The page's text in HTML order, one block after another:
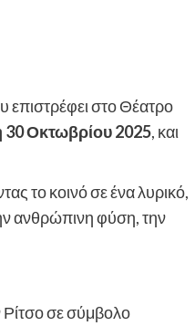
επιστρέφει στο Θέατρο
Οκτωβρίου 2025, και
το κοινό σε ένα λυρικό,
ανθρώπινη φύση, την
Ρίτσο σε σύμβολο